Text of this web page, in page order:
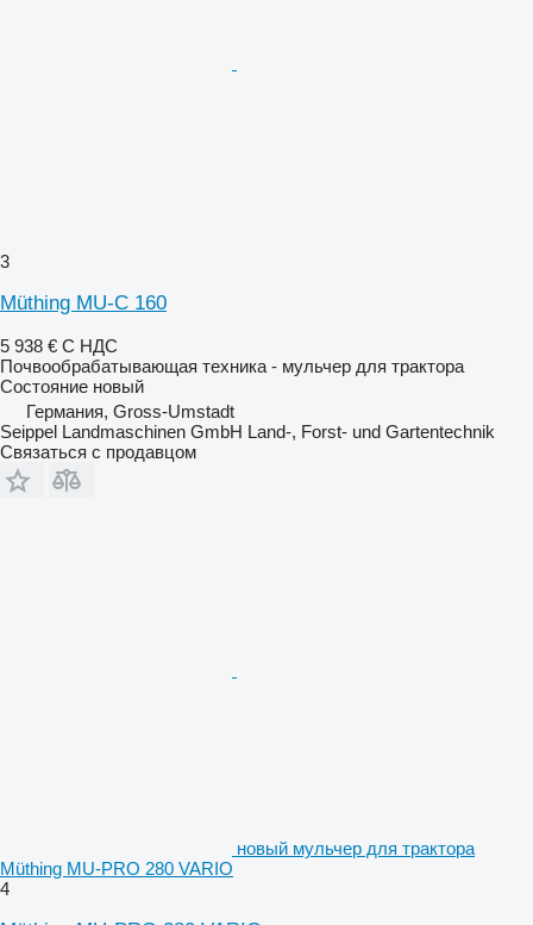
3
Müthing MU-C 160
5 938 € С НДС
Почвообрабатывающая техника - мульчер для трактора
Состояние новый
Германия, Gross-Umstadt
Seippel Landmaschinen GmbH Land-, Forst- und Gartentechnik
Связаться с продавцом
новый мульчер для трактора
Müthing MU-PRO 280 VARIO
4